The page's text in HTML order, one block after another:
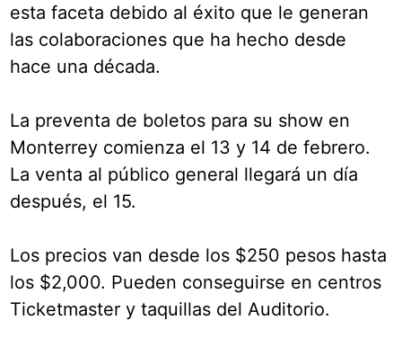
esta faceta debido al éxito que le generan
las colaboraciones que ha hecho desde
hace una década.
La preventa de boletos para su show en
Monterrey comienza el 13 y 14 de febrero.
La venta al público general llegará un día
después, el 15.
Los precios van desde los $250 pesos hasta
los $2,000. Pueden conseguirse en centros
Ticketmaster y taquillas del Auditorio.